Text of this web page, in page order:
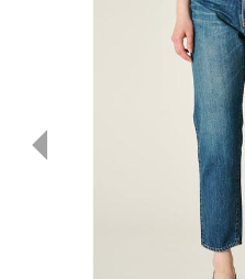
PANTS : パンツ
TOPS : トップス
T-SHIRT : Tシャツ
KNIT : ニット
SHIRT : シャツ
OUTERS : アウター